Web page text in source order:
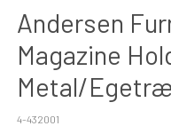
Andersen
Magazine
Metal/Egetræ
4-432001